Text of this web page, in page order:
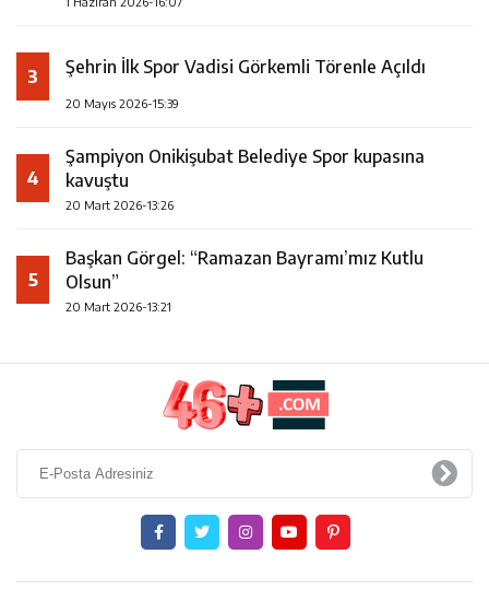
3 Şehrin İlk Spor Vadisi Görkemli Törenle Açıldı
20 Mayıs 2026-15:39
4
Şampiyon Onikişubat Belediye Spor kupasına
kavuştu
20 Mart 2026-13:26
5
Başkan Görgel: “Ramazan Bayramı’mız Kutlu
Olsun”
20 Mart 2026-13:21